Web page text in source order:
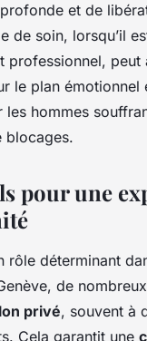
et de
de soin, lorsqu’il
professionnel, peut
le plan émotionnel
les hommes
blocages.
pour une
rôle déterminant
de
privé, souvent à
Cela garantit une